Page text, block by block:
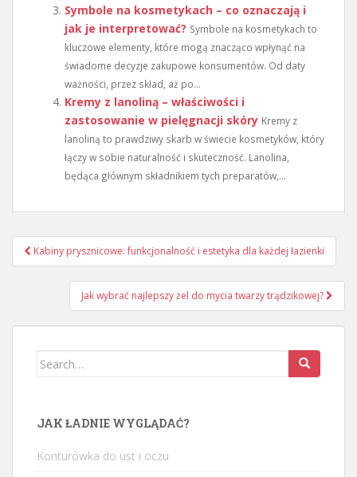
Symbole na kosmetykach – co oznaczają i
jak je interpretować? Symbole na kosmetykach to
kluczowe elementy, które mogą znacząco wpłynąć na
świadome decyzje zakupowe konsumentów. Od daty
ważności, przez skład, aż po...
Kremy z lanoliną – właściwości i
zastosowanie w pielęgnacji skóry Kremy z
lanoliną to prawdziwy skarb w świecie kosmetyków, który
łączy w sobie naturalność i skuteczność. Lanolina,
będąca głównym składnikiem tych preparatów,...
Nawigacja
wpisu
Kabiny prysznicowe: funkcjonalność i estetyka dla każdej łazienki
Jak wybrać najlepszy żel do mycia twarzy trądzikowej?
Search
JAK ŁADNIE WYGLĄDAĆ?
Konturówka do ust i oczu